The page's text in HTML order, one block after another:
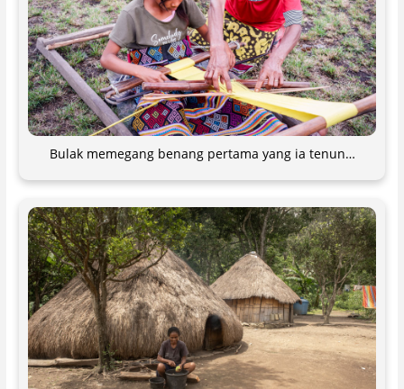
Bulak memegang benang pertama yang ia tenun…